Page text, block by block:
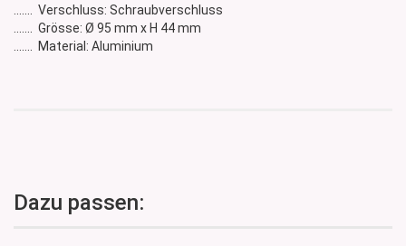
....... Verschluss: Schraubverschluss
....... Grösse: Ø 95 mm x H 44 mm
....... Material: Aluminium
Dazu passen: